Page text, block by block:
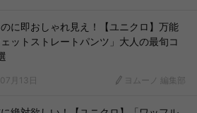
に即おしゃれ見え！【ユニクロ】万能
ェットストレートパンツ」大人の最旬コ
月13日 ヨムーノ 編集部